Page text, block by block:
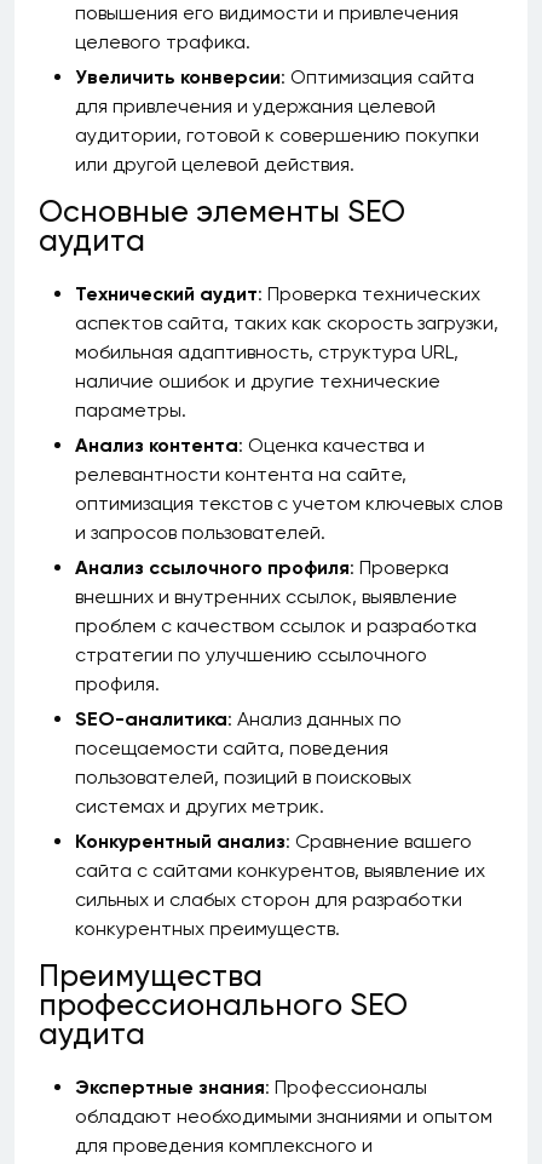
повышения его видимости и привлечения
целевого трафика.
Увеличить конверсии: Оптимизация сайта
для привлечения и удержания целевой
аудитории, готовой к совершению покупки
или другой целевой действия.
Основные элементы SEO
аудита
Технический аудит: Проверка технических
аспектов сайта, таких как скорость загрузки,
мобильная адаптивность, структура URL,
наличие ошибок и другие технические
параметры.
Анализ контента: Оценка качества и
релевантности контента на сайте,
оптимизация текстов с учетом ключевых слов
и запросов пользователей.
Анализ ссылочного профиля: Проверка
внешних и внутренних ссылок, выявление
проблем с качеством ссылок и разработка
стратегии по улучшению ссылочного
профиля.
SEO-аналитика: Анализ данных по
посещаемости сайта, поведения
пользователей, позиций в поисковых
системах и других метрик.
Конкурентный анализ: Сравнение вашего
сайта с сайтами конкурентов, выявление их
сильных и слабых сторон для разработки
конкурентных преимуществ.
Преимущества
профессионального SEO
аудита
Экспертные знания: Профессионалы
обладают необходимыми знаниями и опытом
для проведения комплексного и